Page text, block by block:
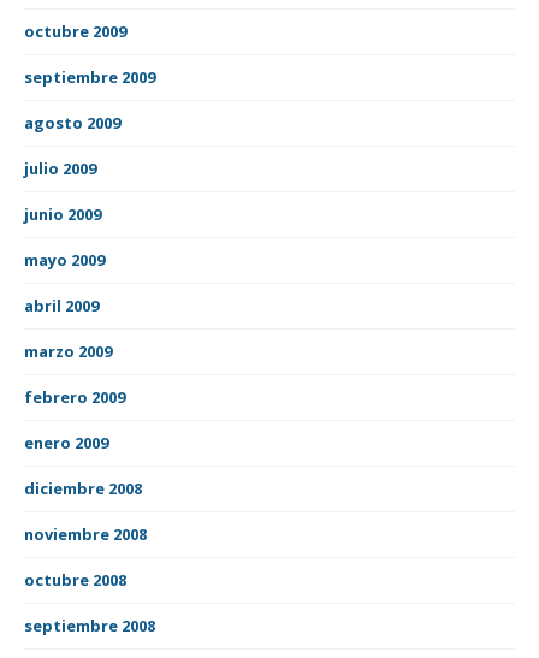
octubre 2009
septiembre 2009
agosto 2009
julio 2009
junio 2009
mayo 2009
abril 2009
marzo 2009
febrero 2009
enero 2009
diciembre 2008
noviembre 2008
octubre 2008
septiembre 2008